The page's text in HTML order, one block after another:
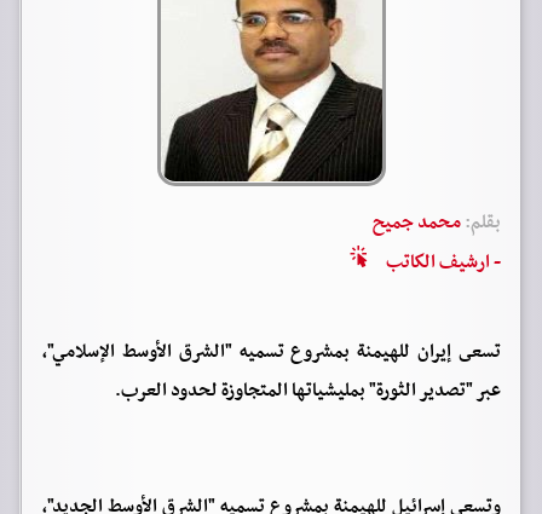
بقلم:محمد جميح
- ارشيف الكاتب
تسعى إيران للهيمنة بمشروع تسميه "الشرق الأوسط الإسلامي"،
عبر "تصدير الثورة" بمليشياتها المتجاوزة لحدود العرب.
‏وتسعى إسرائيل للهيمنة بمشروع تسميه "الشرق الأوسط الجديد"،